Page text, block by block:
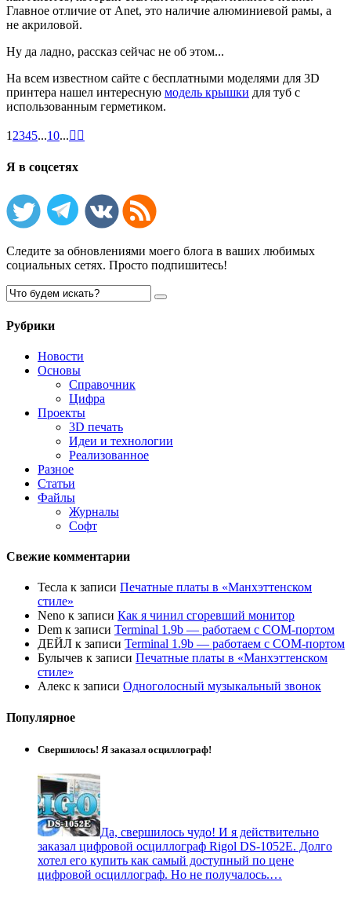
Главное отличие от Anet, это наличие алюминиевой рамы, а
не акриловой.
Ну да ладно, рассказ сейчас не об этом...
На всем известном сайте с бесплатными моделями для 3D
принтера нашел интересную модель крышки для туб с
использованным герметиком.
1 2345...10... 
Я в соцсетях
Следите за обновлениями моего блога в ваших любимых
социальных сетях. Просто подпишитесь!
Рубрики
Новости
Основы
Справочник
Цифра
Проекты
3D печать
Идеи и технологии
Реализованное
Разное
Статьи
Файлы
Журналы
Софт
Свежие комментарии
Тесла к записи Печатные платы в «Манхэттенском
стиле»
Neno к записи Как я чинил сгоревший монитор
Dem к записи Terminal 1.9b — работаем с COM-портом
ДЕЙЛ к записи Terminal 1.9b — работаем с COM-портом
Булычев к записи Печатные платы в «Манхэттенском
стиле»
Алекс к записи Одноголосный музыкальный звонок
Популярное
Свершилось! Я заказал осциллограф!
Да, свершилось чудо! И я действительно
заказал цифровой осциллограф Rigol DS-1052E. Долго
хотел его купить как самый доступный по цене
цифровой осциллограф. Но не получалось.…